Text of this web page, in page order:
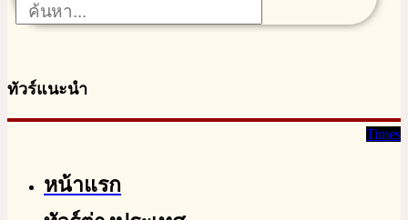
ทัวร์แนะนำ
Times
หน้าแรก